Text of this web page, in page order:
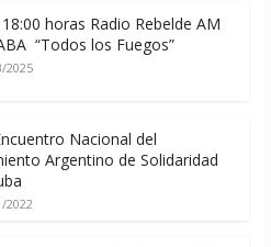
horas Radio Rebelde AM
“Todos los Fuegos”
2025
Nacional del
Argentino de Solidaridad
2022